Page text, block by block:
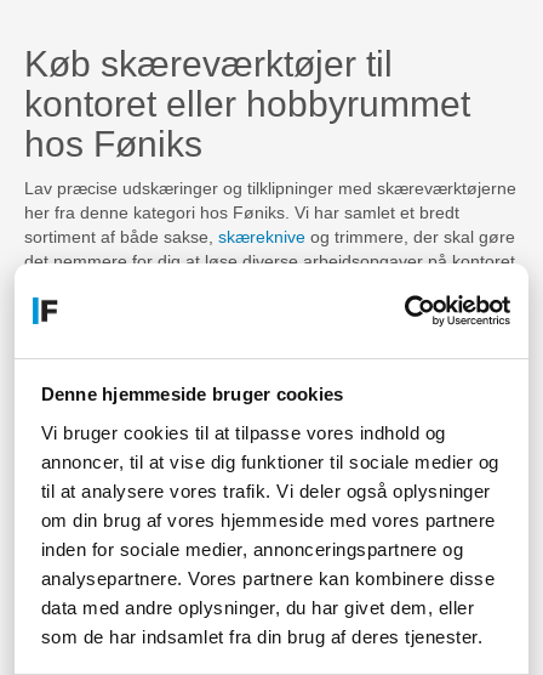
Denne hjemmeside bruger cookies
Vi bruger cookies til at tilpasse vores indhold og
annoncer, til at vise dig funktioner til sociale medier og
til at analysere vores trafik. Vi deler også oplysninger
om din brug af vores hjemmeside med vores partnere
inden for sociale medier, annonceringspartnere og
analysepartnere. Vores partnere kan kombinere disse
data med andre oplysninger, du har givet dem, eller
som de har indsamlet fra din brug af deres tjenester.
Køb skæreværktøjer til
kontoret eller hobbyrummet
hos Føniks
Lav præcise udskæringer og tilklipninger med skæreværktøjerne
her fra denne kategori hos Føniks. Vi har samlet et bredt
sortiment af både sakse, skæreknive og trimmere, der skal gøre
det nemmere for dig at løse diverse arbejdsopgaver på kontoret
bruge. Vi kan præsentere dig for nogle lækre mærker og
som du er vant til her hos os. Med de rette skæreværktøjer til
kontoret kan du komme rigtig langt da du ofte vil have brug for
en saks på kontoret og måske ovenikøbet en
arbejder meget med udskrivning af papirer og dokumenter. Når
det kommer til ens hobby, så burde man heller aldrig gå ned på
de helt rette værktøjer, derfor finder du også et større udvalg af
hobbyknivei høj kvalitet i vores sortiment der kan hjælpe dig
med de mindste detaljer i dit arbejde. En god hobbykniv er ofte
en rigtig god ide og perfekt følgesvend til dinehobbysakse
Du finder derfor det bedste af det bedste inden for lige præcis
dette hos os. Læs nærmere om de enkelte kategorier og
produkterne inden for skæreværktøjer på de følgende sider her